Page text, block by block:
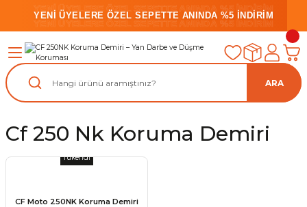
YENİ ÜYELERE ÖZEL SEPETTE ANINDA %5 İNDİRİM
YENİ ÜYELERE ÖZEL SEPETTE ANINDA %5 İNDİRİM
YENİ ÜYELERE ÖZEL SEPETTE ANINDA %5 İNDİRİM
ARA
Cf 250 Nk Koruma Demiri
Tükendi
CF Moto 250NK Koruma Demiri